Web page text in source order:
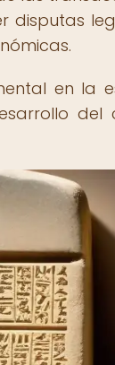
disputas
en la
del